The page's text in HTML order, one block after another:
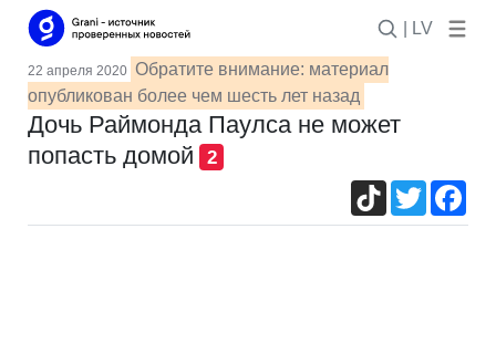
| LV
22 апреля 2020 Обратите внимание: материал
опубликован более чем шесть лет назад
Дочь Раймонда Паулса не может
попасть домой
2
TikTokTwitter